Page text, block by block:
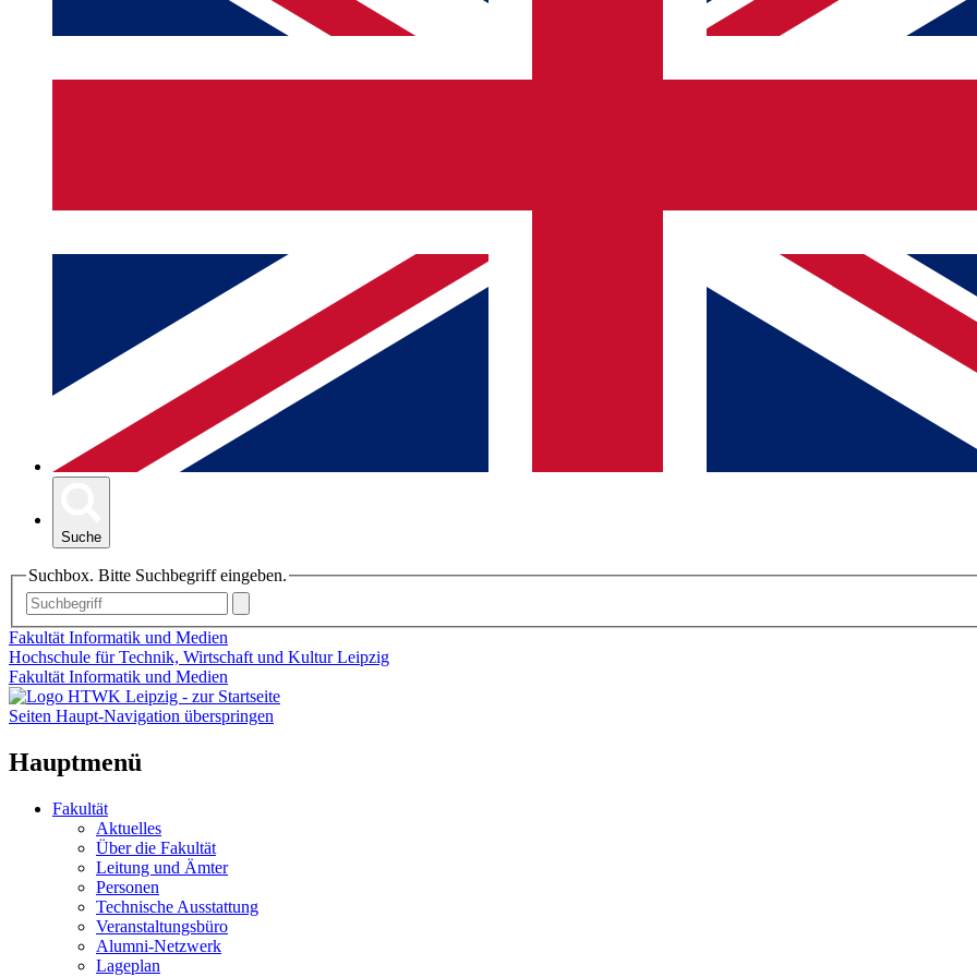
Suche
Suchbox. Bitte Suchbegriff eingeben.
Fakultät Informatik und Medien
Hochschule für Technik, Wirtschaft und Kultur Leipzig
Fakultät Informatik und Medien
Seiten Haupt-Navigation überspringen
Hauptmenü
Fakultät
Aktuelles
Über die Fakultät
Leitung und Ämter
Personen
Technische Ausstattung
Veranstaltungsbüro
Alumni-Netzwerk
Lageplan